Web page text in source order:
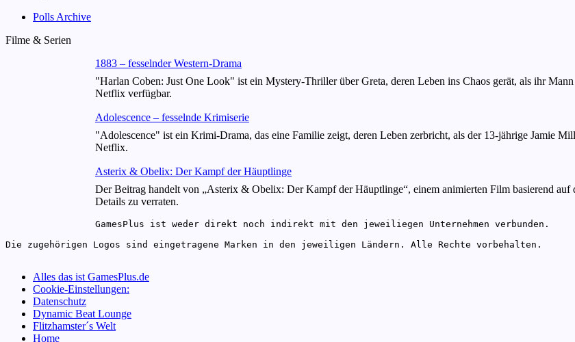
Polls Archive
Filme & Serien
1883 – fesselnder Western-Drama
"Harlan Coben: Just One Look" ist ein Mystery-Thriller über Greta, deren Leben ins Chaos gerät, als ihr
Netflix verfügbar.
Adolescence – fesselnde Krimiserie
"Adolescence" ist ein Krimi-Drama, das eine Familie zeigt, deren Leben zerbricht, als der 13-jährige Jamie
Netflix.
Asterix & Obelix: Der Kampf der Häuptlinge
Der Beitrag handelt von „Asterix & Obelix: Der Kampf der Häuptlinge“, einem animierten Film basierend
Details zu verraten.
GamesPlus ist weder direkt noch indirekt mit den jeweiliegen Unternehmen verbunden.
Die zugehörigen Logos sind eingetragene Marken in den jeweiligen Ländern. Alle Rechte vorbehalten.
Alles das ist GamesPlus.de
Cookie-Einstellungen:
Datenschutz
Dynamic Beat Lounge
Flitzhamster´s Welt
Home